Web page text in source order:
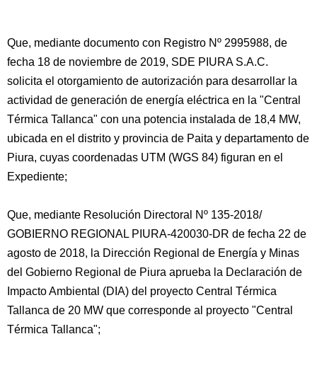
Que, mediante documento con Registro Nº 2995988, de
fecha 18 de noviembre de 2019, SDE PIURA S.A.C.
solicita el otorgamiento de autorización para desarrollar la
actividad de generación de energía eléctrica en la "Central
Térmica Tallanca" con una potencia instalada de 18,4 MW,
ubicada en el distrito y provincia de Paita y departamento de
Piura, cuyas coordenadas UTM (WGS 84) figuran en el
Expediente;
Que, mediante Resolución Directoral Nº 135-2018/
GOBIERNO REGIONAL PIURA-420030-DR de fecha 22 de
agosto de 2018, la Dirección Regional de Energía y Minas
del Gobierno Regional de Piura aprueba la Declaración de
Impacto Ambiental (DIA) del proyecto Central Térmica
Tallanca de 20 MW que corresponde al proyecto "Central
Térmica Tallanca";